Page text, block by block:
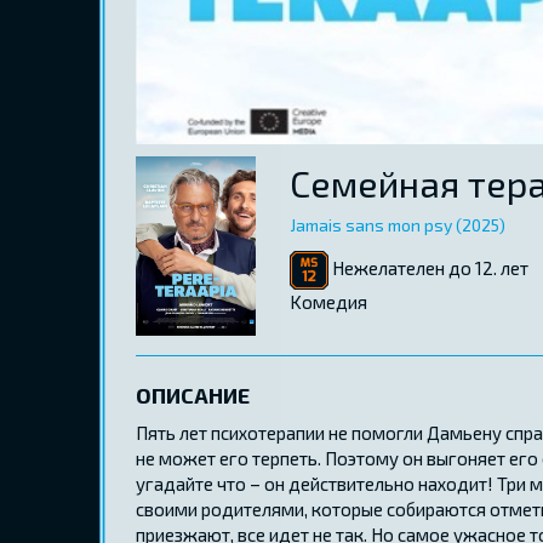
Семейная
Jamais sans mon psy (2025)
Нежелателен до 12. лет
Kомедия
ОПИСАНИЕ
Пять лет психотерапии не помогли Дамьену
не может его терпеть. Поэтому он выгоняет
угадайте что – он действительно находит! Три
своими родителями, которые собираются
приезжают, все идет не так. Но самое ужасное